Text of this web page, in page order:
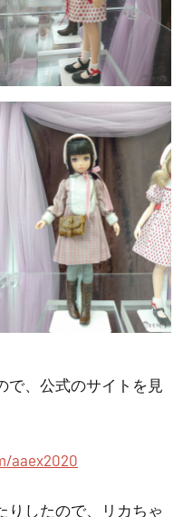
で、公式のサイトを見
aaex2020
りしたので、リカちゃ